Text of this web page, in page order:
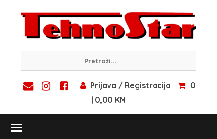
content
Prijava / Registracija
0
| 0,00 KM